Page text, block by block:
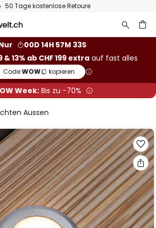
50 Tage kostenlose Retoure
00D 14H 57M 32S
& 13% ab CHF 199 extra auf fast alles
Code:WOW kopieren
Week:Bis zu -70%
Aussen